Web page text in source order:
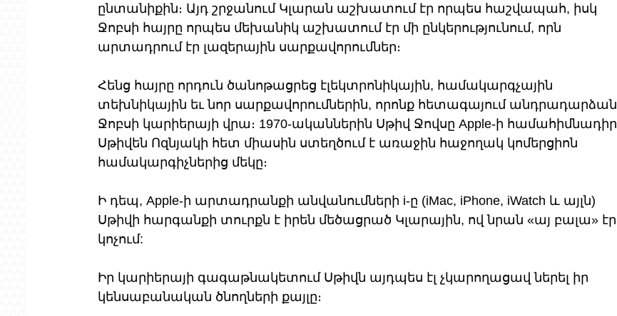
ընտանիքին։ Այդ շրջանում Կլարան աշխատում էր որպես հաշվապահ, իսկ
Ջոբսի հայրը որպես մեխանիկ աշխատում էր մի ընկերությունում, որն
արտադրում էր լազերային սարքավորումներ։
Հենց հայրը որդուն ծանոթացրեց էլեկտրոնիկային, համակարգչային
տեխնիկային եւ նոր սարքավորումներին, որոնք հետագայում անդրադարձան
Ջոբսի կարիերայի վրա։ 1970-ականներին Սթիվ Ջովսը Apple-ի համահիմնադիր
Սթիվեն Ոզնյակի հետ միասին ստեղծում է առաջին հաջողակ կոմերցիոն
համակարգիչներից մեկը։
Ի դեպ, Apple-ի արտադրանքի անվանումների i-ը (iMac, iPhone, iWatch և այլն)
Սթիվի հարգանքի տուրքն է իրեն մեծացրած Կլարային, ով նրան «այ բալա» էր
կոչում:
Իր կարիերայի գագաթնակետում Սթիվն այդպես էլ չկարողացավ ներել իր
կենսաբանական ծնողների քայլը։